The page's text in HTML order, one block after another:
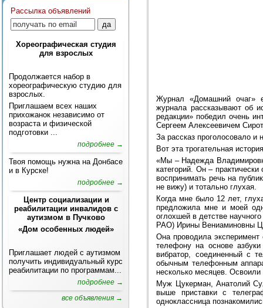
Рассылка объявлений
Хореографическая студия
для взрослых
Продолжается набор в
хореографическую студию для
взрослых.
Приглашаем всех наших
прихожанок независимо от
возраста и физической
подготовки ...
подробнее →
Твоя помощь нужна на Донбасе
и в Курске!
подробнее →
Центр социализации и
реабилитации инвалидов с
аутизмом в Пучково
«Дом особенных людей»
Приглашает людей с аутизмом
получить индивидуальный курс
реабилитации по программам...
подробнее →
все объявления →
Журнал «Домашний очаг»
журнала рассказывают об
редакции» победил очень
Сергеем Алексеевичем
За рассказ проголосовало
Вот эта трогательная
«Мы – Надежда
категорий. Он –
воспринимать речь на
не вижу) и тотально глухая.
Когда мне было 12 лет,
предложила мне и моей
оглохшей в детстве
РАО) Ирины Вениаминовны
Она проводила
телефону на основе
вибратор, соединенный с
обычным телефонным
несколько месяцев.
Муж Цукерман, Анатолий
выше приставки с
одноклассница